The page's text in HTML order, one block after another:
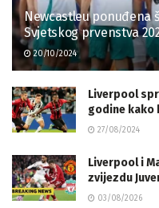
Newcastleu ponuđena
Svjetskog prvenstva
20/10/2024
Liverpool
godine
27/08/2024
Liverpool i
zvijezdu
03/08/2026